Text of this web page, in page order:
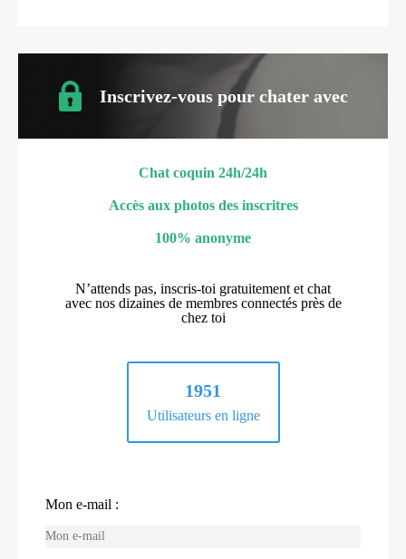
Inscrivez-vous pour chater avec
Chat coquin 24h/24h
Accès aux photos des inscritres
100% anonyme
N’attends pas, inscris-toi gratuitement et chat
avec nos dizaines de membres connectés près de
chez toi
1951
Utilisateurs en ligne
Mon e-mail :